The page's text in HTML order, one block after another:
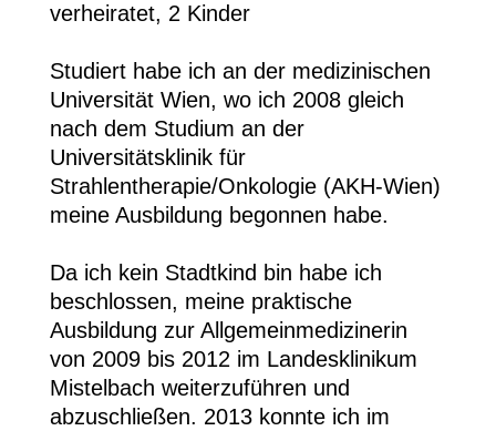
verheiratet, 2 Kinder
Studiert habe ich an der medizinischen
Universität Wien, wo ich 2008 gleich
nach dem Studium an der
Universitätsklinik für
Strahlentherapie/Onkologie (AKH-Wien)
meine Ausbildung begonnen habe.
Da ich kein Stadtkind bin habe ich
beschlossen, meine praktische
Ausbildung zur Allgemeinmedizinerin
von 2009 bis 2012 im Landesklinikum
Mistelbach weiterzuführen und
abzuschließen. 2013 konnte ich im